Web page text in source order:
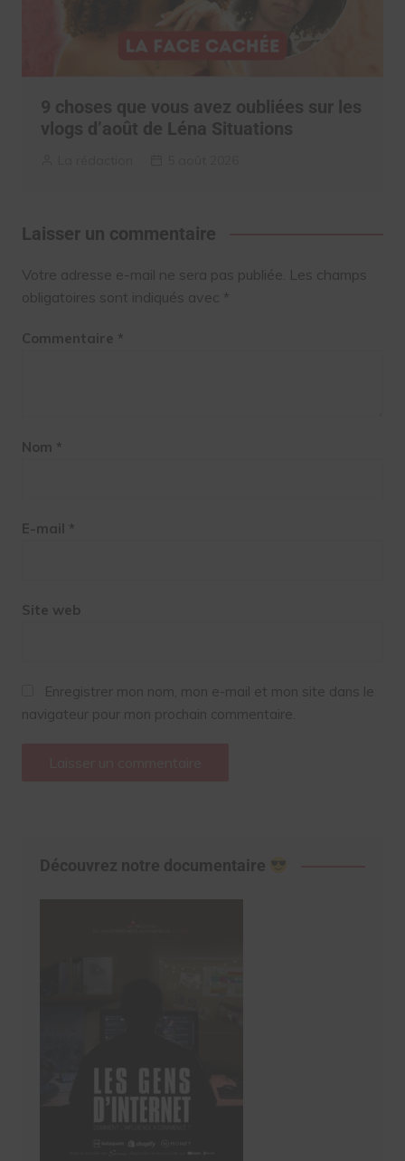
9 choses que vous avez oubliées sur les
vlogs d’août de Léna Situations
Laisser un commentaire
Votre adresse e-mail ne sera pas publiée. Les champs
obligatoires sont indiqués avec *
Commentaire *
Nom *
E-mail *
Site web
Enregistrer mon nom, mon e-mail et mon site dans le
navigateur pour mon prochain commentaire.
Découvrez notre documentaire